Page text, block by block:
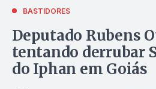
BASTIDORES
Deputado Rubens
tentando derrubar
do Iphan em Goiás